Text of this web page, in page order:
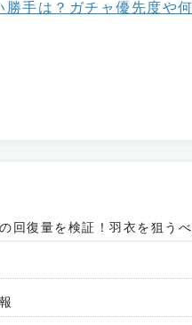
手は？ガチャ優先度や
回復量を検証！羽衣を狙うべ